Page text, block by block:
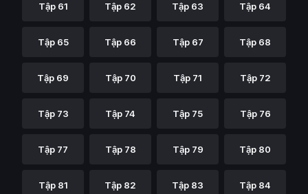
Tập 61 Tập 62 Tập 63 Tập 64
Tập 65 Tập 66 Tập 67 Tập 68
Tập 69 Tập 70 Tập 71 Tập 72
Tập 73 Tập 74 Tập 75 Tập 76
Tập 77 Tập 78 Tập 79 Tập 80
Tập 81 Tập 82 Tập 83 Tập 84